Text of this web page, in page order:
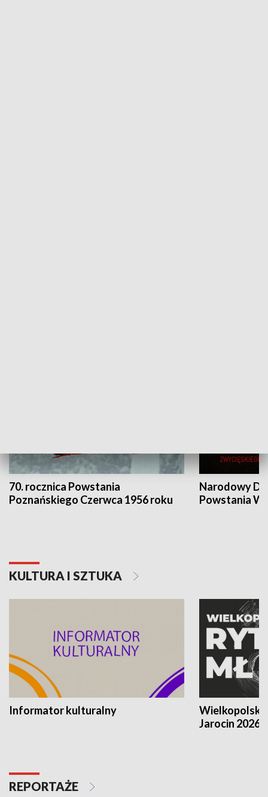
70. rocznica Powstania
Poznańskiego Czerwca 1956 roku
Narodowy
Powstania
KULTURA I SZTUKA
Informator kulturalny
Jarocin 2026
REPORTAŻE